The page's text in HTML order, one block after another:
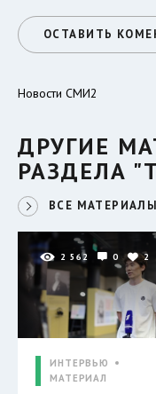
ОСТАВИТЬ
Новости СМИ2
ДРУГИЕ
РАЗДЕЛА
ВСЕ МАТЕРИАЛЫ
2 562 0 2
ИНТЕРВЬЮ
МАТЕРИАЛ